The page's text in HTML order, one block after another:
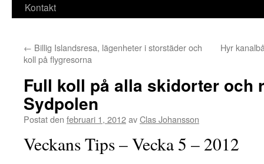
Kontakt
← Billig Islandsresa, lägenheter i storstäder och
koll på flygresorna
Hyr
Full koll på alla skidorter och
Sydpolen
Postat den februari 1, 2012avClas Johansson
Veckans Tips – Vecka 5 – 2012